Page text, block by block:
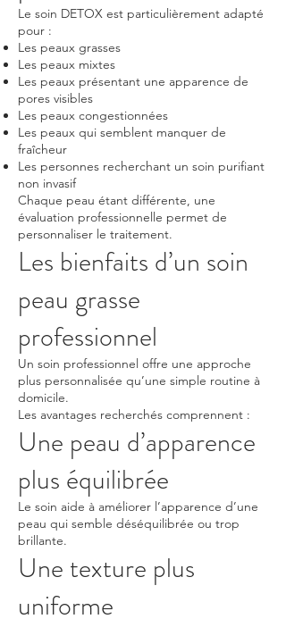
Le soin DETOX est particulièrement adapté
pour :
Les peaux grasses
Les peaux mixtes
Les peaux présentant une apparence de
pores visibles
Les peaux congestionnées
Les peaux qui semblent manquer de
fraîcheur
Les personnes recherchant un soin purifiant
non invasif
Chaque peau étant différente, une
évaluation professionnelle permet de
personnaliser le traitement.
Les bienfaits d’un soin
peau grasse
professionnel
Un soin professionnel offre une approche
plus personnalisée qu’une simple routine à
domicile.
Les avantages recherchés comprennent :
Une peau d’apparence
plus équilibrée
Le soin aide à améliorer l’apparence d’une
peau qui semble déséquilibrée ou trop
brillante.
Une texture plus
uniforme